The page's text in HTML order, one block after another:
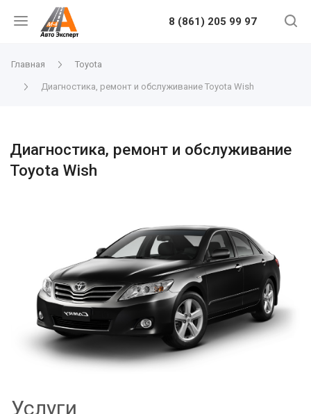
8 (861) 205 99 97
Главная Toyota
Диагностика, ремонт и обслуживание Toyota Wish
Диагностика, ремонт и обслуживание
Toyota Wish
Услуги